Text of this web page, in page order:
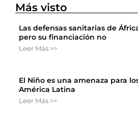
Más visto
Las defensas sanitarias de
pero su financiación no
Leer Más >>
El Niño es una amenaza para
América Latina
Leer Más >>